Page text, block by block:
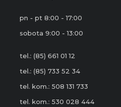
pn - pt 8:00 - 17:00
sobota 9:00 - 13:00
tel.: (85) 661 01 12
tel.: (85) 733 52 34
tel. kom.: 508 131 733
tel. kom.: 530 028 444